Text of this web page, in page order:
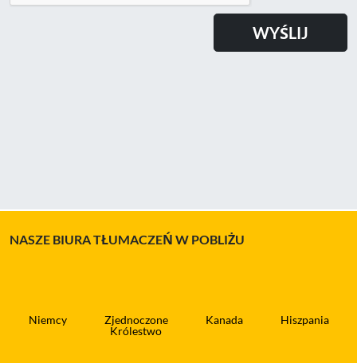
NASZE BIURA TŁUMACZEŃ W POBLIŻU
Niemcy
Zjednoczone
Królestwo
Kanada Hiszpania